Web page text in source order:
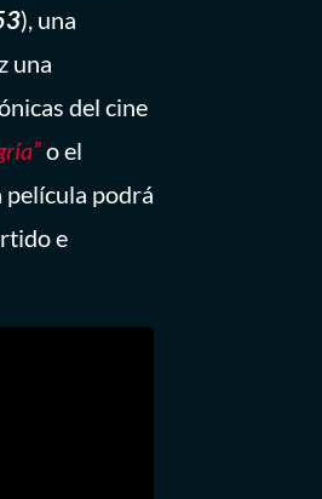
), una
una
del cine
o el
película podrá
e